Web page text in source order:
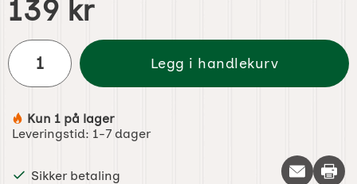
pris
139 kr
antall
Legg i handlekurv
Produkttilgjengelighet:
Kun 1 på lager
Leveringstid: 1-7 dager
Sikker betaling Skriv